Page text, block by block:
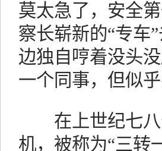
莫太急了，安全
察长崭新的“专车
边独自哼着没头
一个同事，但似
在上世纪七八
机，被称为“三转